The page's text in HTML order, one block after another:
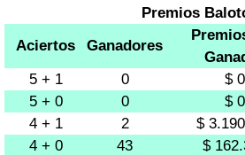
Premios
Aciertos
Ganadores
5 + 1
0 $ 0
5 + 0
0 $ 0
4 + 1
2 $
4 + 0
43 $